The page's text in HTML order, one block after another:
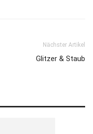
Nächster Artikel
Glitzer & Staub